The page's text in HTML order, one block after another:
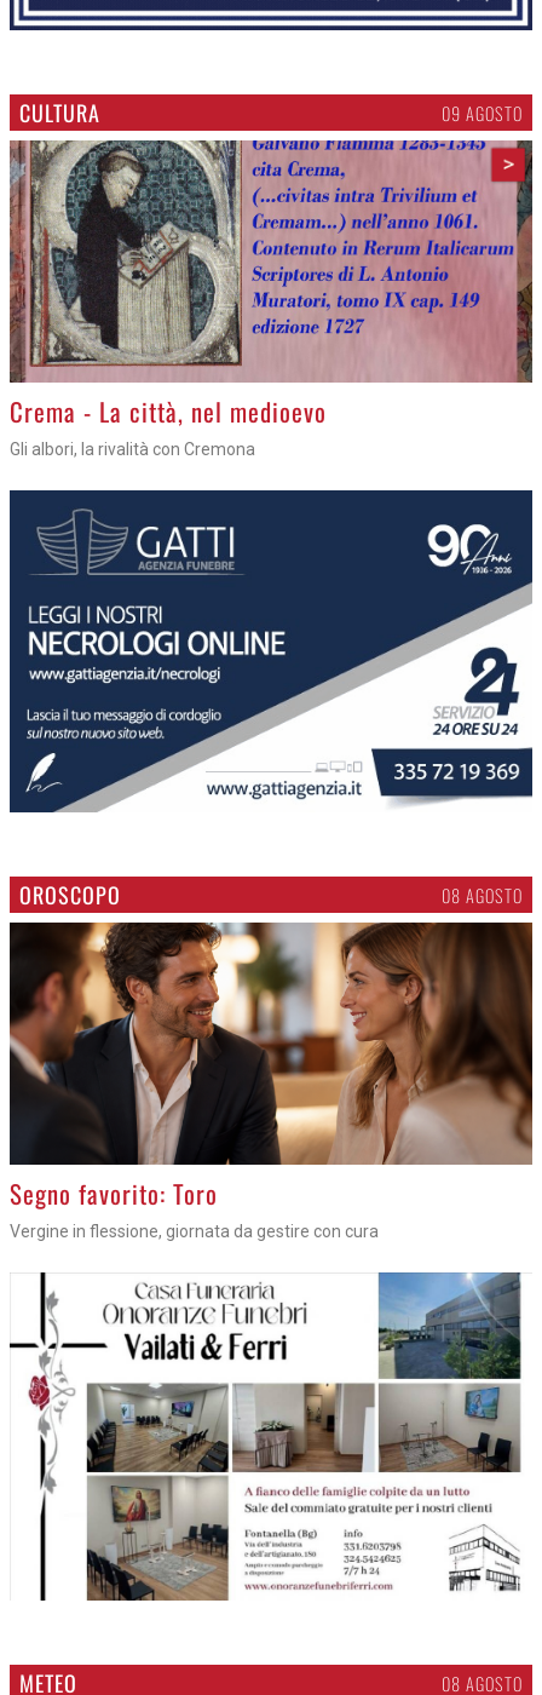
CULTURA 09 AGOSTO
>
Crema - La città, nel medioevo
Gli albori, la rivalità con Cremona
OROSCOPO 08 AGOSTO
>
Segno favorito: Toro
Vergine in flessione, giornata da gestire con cura
METEO 08 AGOSTO